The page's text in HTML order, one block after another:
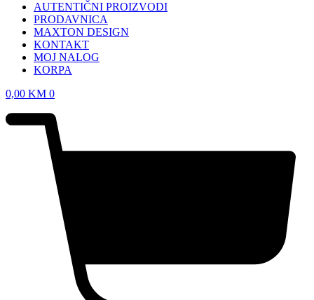
AUTENTIČNI PROIZVODI
PRODAVNICA
MAXTON DESIGN
KONTAKT
MOJ NALOG
KORPA
0,00 KM 0